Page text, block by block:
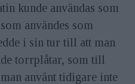
kunde användas som
användes som
i sin tur till att man
torrplåtar, som till
använt tidigare inte